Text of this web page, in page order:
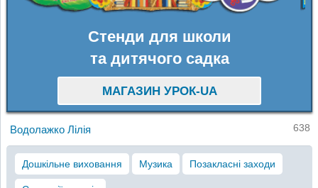
Стенди для школи
та дитячого садка
МАГАЗИН УРОК-UA
Водолажко Лілія 638
Дошкільне виховання Музика Позакласні заходи